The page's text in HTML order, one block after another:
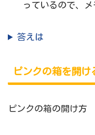
っているので、
答えは
ピンクの箱を開け
ピンクの箱の開け方